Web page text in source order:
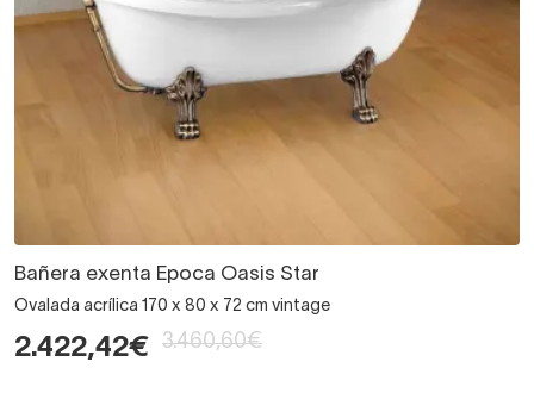
Bañera exenta Epoca Oasis Star
Ovalada acrílica 170 x 80 x 72 cm vintage
2.422,42€ 3.460,60€